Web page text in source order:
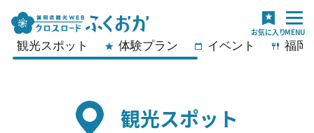
観光スポット 体験プラン イベント 福岡
観光スポット